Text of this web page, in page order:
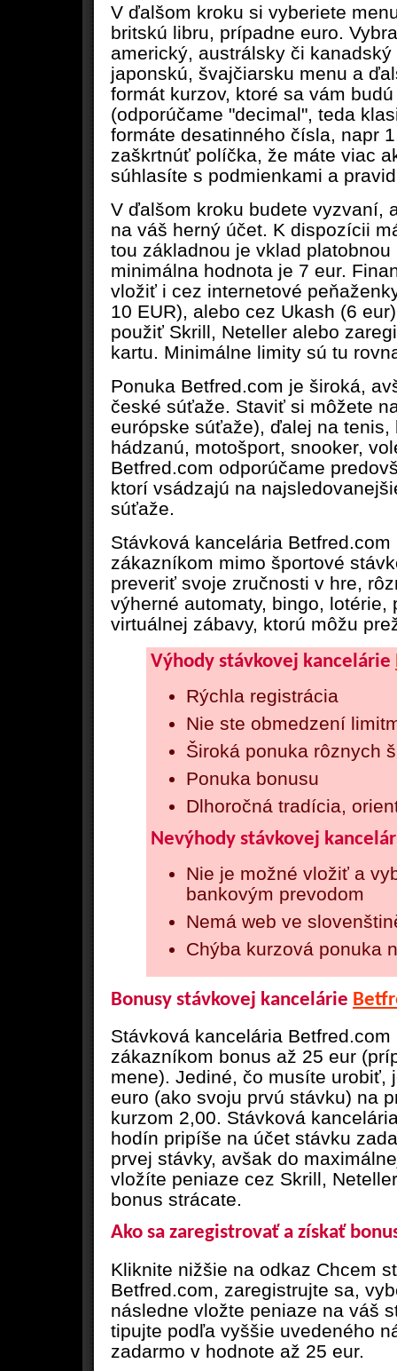
V ďalšom kroku si vyberiete
britskú libru, prípadne euro.
americký, austrálsky či
japonskú, švajčiarsku menu a
formát kurzov, ktoré sa vám
(odporúčame "decimal", teda
formáte desatinného čísla, napr
zaškrtnúť políčka, že máte viac
súhlasíte s podmienkami a
V ďalšom kroku budete vyzvaní,
na váš herný účet. K dispozícii
tou základnou je vklad
minimálna hodnota je 7 eur.
vložiť i cez internetové
10 EUR), alebo cez Ukash (6
použiť Skrill, Neteller alebo
kartu. Minimálne limity sú tu
Ponuka Betfred.com je široká,
české súťaže. Staviť si môžete
európske súťaže), ďalej na tenis,
hádzanú, motošport, snooker,
Betfred.com odporúčame
ktorí vsádzajú na
súťaže.
Stávková kancelária
zákazníkom mimo športové
preveriť svoje zručnosti v hre,
výherné automaty, bingo, lotérie,
virtuálnej zábavy, ktorú môžu
Výhody stávkovej kancelárie
Rýchla registrácia
Nie ste obmedzení
Široká ponuka rôznych
Ponuka bonusu
Dlhoročná tradícia,
Nevýhody stávkovej
Nie je možné vložiť a
bankovým prevodom
Nemá web ve
Chýba kurzová ponuka
Bonusy stávkovej kancelárie
Stávková kancelária
zákazníkom bonus až 25 eur
mene). Jediné, čo musíte urobiť,
euro (ako svoju prvú stávku) na
kurzom 2,00. Stávková
hodín pripíše na účet stávku
prvej stávky, avšak do
vložíte peniaze cez Skrill,
bonus strácate.
Ako sa zaregistrovať a získať
Kliknite nižšie na odkaz Chcem
Betfred.com, zaregistrujte sa,
následne vložte peniaze na váš
tipujte podľa vyššie uvedeného
zadarmo v hodnote až 25 eur.